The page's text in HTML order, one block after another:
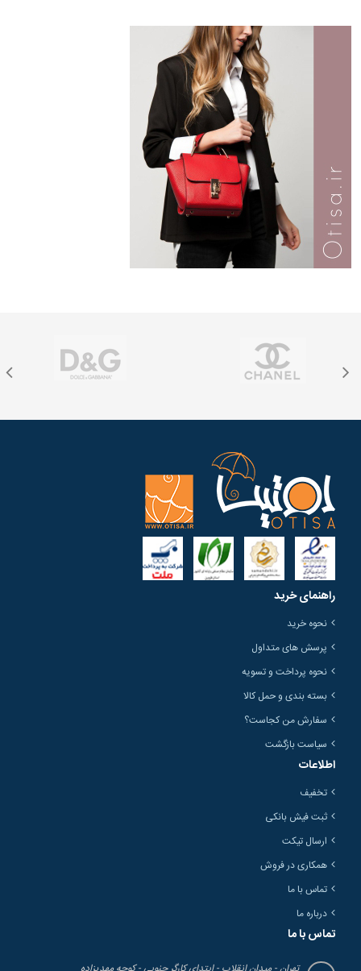
راهنمای خرید
نحوه خرید
پرسش های متداول
نحوه پرداخت و تسویه
بسته بندی و حمل کالا
سفارش من کجاست؟
سیاست بازگشت
اطلاعات
تخفیف
ثبت فیش بانکی
ارسال تیکت
همکاری در فروش
تماس با ما
درباره ما
تماس با ما